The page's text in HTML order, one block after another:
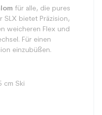
für alle, die pures
SLX bietet Präzision,
weicheren Flex und
Für einen
einzubüßen.
cm Ski